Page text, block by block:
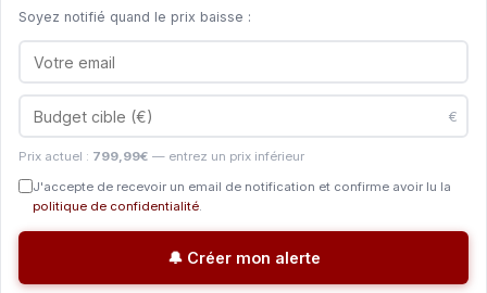
Soyez notifié quand le prix baisse :
€
Prix actuel : 799,99€ — entrez un prix inférieur
J'accepte de recevoir un email de notification et confirme avoir lu la
politique de confidentialité.
🔔 Créer mon alerte